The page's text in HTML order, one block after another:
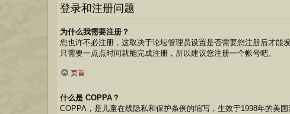
登录和注册问题
为什么我需要注册？
您也许不必注册，这取决于论坛管理员设置是否需要您注册后才能
只需要一点点时间就能完成注册，所以建议您注册一个帐号吧。
页首
什么是 COPPA？
COPPA，是儿童在线隐私和保护条例的缩写，生效于1998年的美